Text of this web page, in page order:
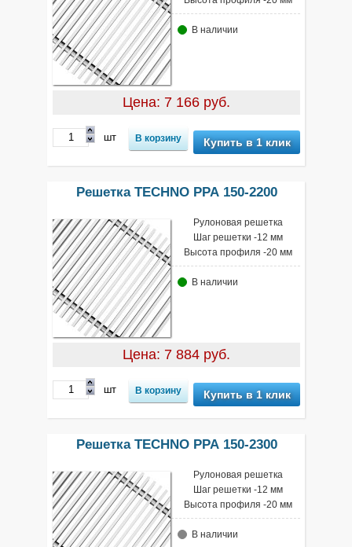
В наличии
Цена: 7 166 руб.
шт Купить в 1 клик
Решетка TECHNO РРА 150-2200
Рулоновая решетка
Шаг решетки -12 мм
Высота профиля -20 мм
В наличии
Цена: 7 884 руб.
шт Купить в 1 клик
Решетка TECHNO РРА 150-2300
Рулоновая решетка
Шаг решетки -12 мм
Высота профиля -20 мм
В наличии